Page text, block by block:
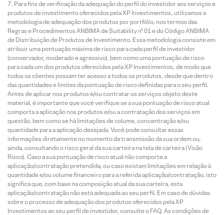
Para fins de verificação da adequação do perfil do investidor aos serviços e
produtos de investimento oferecidos pela XP Investimentos, utilizamos a
metodologia de adequação dos produtos por portfólio, nos termos das
Regras e Procedimentos ANBIMA de Suitability nº 01 e do Código ANBIMA
de Distribuição de Produtos de Investimento. Essa metodologia consiste em
atribuir uma pontuação máxima de risco para cada perfil de investidor
(conservador, moderado e agressivo), bem como uma pontuação de risco
para cada um dos produtos oferecidos pela XP Investimentos, de modo que
todos os clientes possam ter acesso a todos os produtos, desde que dentro
das quantidades e limites da pontuação de risco definidas para o seu perfil.
Antes de aplicar nos produtos e/ou contratar os serviços objeto deste
material, é importante que você verifique se a sua pontuação de risco atual
comporta a aplicação nos produtos e/ou a contratação dos serviços em
questão, bem como se há limitações de volume, concentração e/ou
quantidade para a aplicação desejada. Você pode consultar essas
informações diretamente no momento da transmissão da sua ordem ou,
ainda, consultando o risco geral da sua carteira na tela de carteira (Visão
Risco). Caso a sua pontuação de risco atual não comporte a
aplicação/contratação pretendida, ou caso existam limitações em relação à
quantidade e/ou volume financeiro para a referida aplicação/contratação, isto
significa que, com base na composição atual da sua carteira, esta
aplicação/contratação não está adequada ao seu perfil. Em caso de dúvidas
sobre o processo de adequação dos produtos oferecidos pela XP
Investimentos ao seu perfil de investidor, consulte o FAQ. As condições de